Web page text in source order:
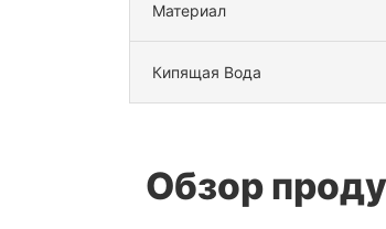
Материал
Кипящая Вода
Обзор